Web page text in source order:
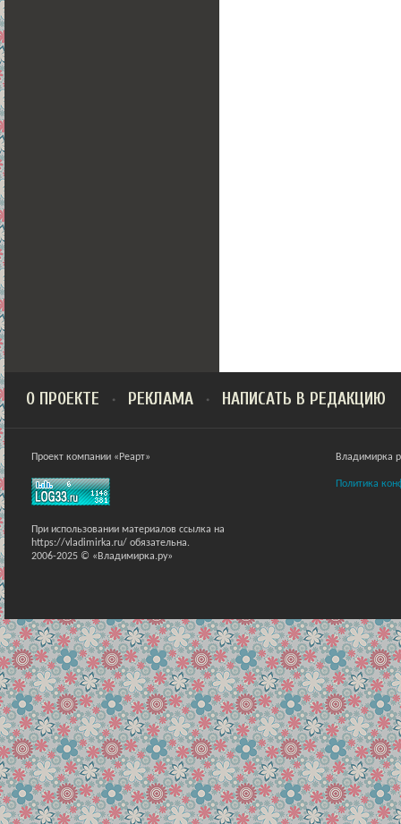
О ПРОЕКТЕ РЕКЛАМА НАПИСАТЬ В РЕДАКЦИЮ
Проект компании «Реарт»
При использовании материалов ссылка на
https://vladimirka.ru/ обязательна.
2006-2025 © «Владимирка.ру»
Владимирка
Политика